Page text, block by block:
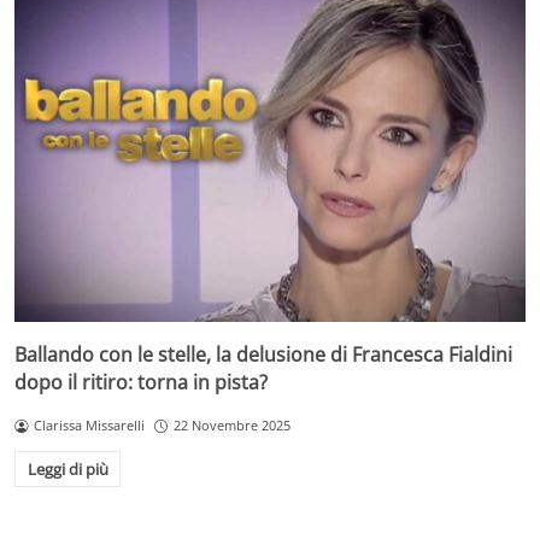
Ballando con le stelle, la delusione di Francesca Fialdini
dopo il ritiro: torna in pista?
Clarissa Missarelli 22 Novembre 2025
Leggi di più